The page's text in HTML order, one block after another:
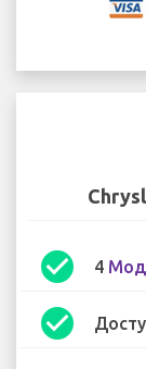
check_circle 4
check_circle